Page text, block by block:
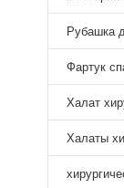
Рубашка
Фартук
Халат
Халаты